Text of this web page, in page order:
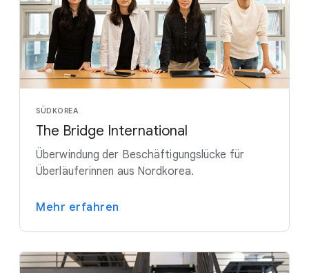
SÜDKOREA
The Bridge International
Überwindung der Beschäftigungslücke für
Überläuferinnen aus Nordkorea.
Mehr erfahren